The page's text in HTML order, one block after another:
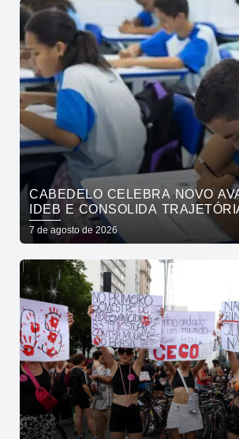
CABEDELO CELEBRA NOVO
IDEB E CONSOLIDA
CRESCIMENTO NA EDUCAÇÃO
7 de agosto de 2026